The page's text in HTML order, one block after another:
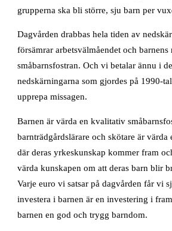
grupperna ska bli större, sju barn per
Dagvården drabbas hela tiden av
försämrar arbetsvälmåendet och
småbarnsfostran. Och vi betalar ännu i
nedskärningarna som gjordes på 1990-
upprepa missagen.
Barnen är värda en kvalitativ
barnträdgårdslärare och skötare är värda
där deras yrkeskunskap kommer fram
värda kunskapen om att deras barn blir
Varje euro vi satsar på dagvården får vi
investera i barnen är en investering i
barnen en god och trygg barndom.